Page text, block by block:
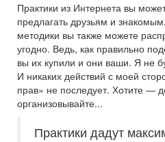
Практики из Интернета вы
предлагать друзьям и
методики вы также можете
угодно. Ведь, как правильно
вы их купили и они ваши. Я не
И никаких действий с моей
прав» не последует. Хотите —
организовывайте...
Практики дадут